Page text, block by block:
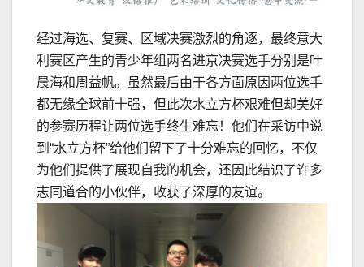
经过海选、复赛、区域决赛激烈的角逐，最终意大
利赛区产生的青少年组两名进京决赛选手分别是叶
晨海和周益帆。虽然最后由于各方面原因两位选手
都无缘全球前十强，但此次水立方杯艰难但却美好
的参赛历程让两位选手终生难忘！他们在采访中说
到“水立方杯”给他们留下了十分难忘的回忆，不仅
为他们提供了展现自我的机会，还因此结识了许多
志同道合的小伙伴，收获了深厚的友谊。